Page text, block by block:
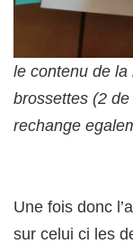
le contenu de la
brossettes (2
rechange
Une fois donc
sur celui ci les